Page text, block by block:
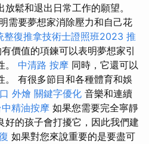
鬆和退出日常工作的願望。
需要夢想家消除壓力和自己花
整復推拿技術士證照班2023 推
價值的項鍊可以表明夢想家引
。 中清路 按摩 同時，它還可以
。 有很多節目和各種體育和娛
外燴 關鍵字優化 音樂和連續
中精油按摩 如果您需要完全寧靜
好的孩子會打擾它，因此我們建
如果對您來說重要的是要盡可